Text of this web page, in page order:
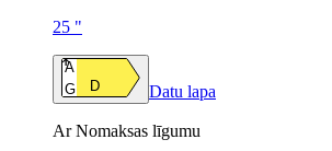
25 "
A
G
D Datu lapa
Ar Nomaksas līgumu